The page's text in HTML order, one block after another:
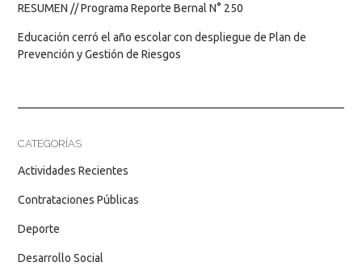
RESUMEN // Programa Reporte Bernal N° 250
Educación cerró el año escolar con despliegue de Plan de
Prevención y Gestión de Riesgos
CATEGORÍAS
Actividades Recientes
Contrataciones Públicas
Deporte
Desarrollo Social